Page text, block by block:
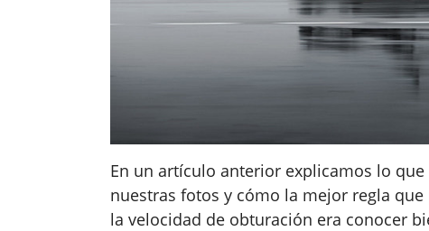
En un artículo anterior explicamos lo
nuestras fotos y cómo la mejor regla
la velocidad de obturación era conocer